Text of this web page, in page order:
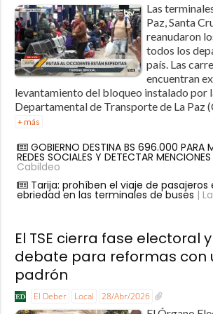
Las
Paz, Santa
reanudaron
todos los
país. Las
encuentran
levantamiento del bloqueo instalado por
Departamental de Transporte de La Paz
+ más
GOBIERNO DESTINA BS 696.000 PARA
REDES SOCIALES Y DETECTAR
Cabildeo
Tarija: prohíben el viaje de
ebriedad en las terminales de buses |
El TSE cierra fase electoral
debate para reformas con
padrón
El Deber Local 28/Abr/2026